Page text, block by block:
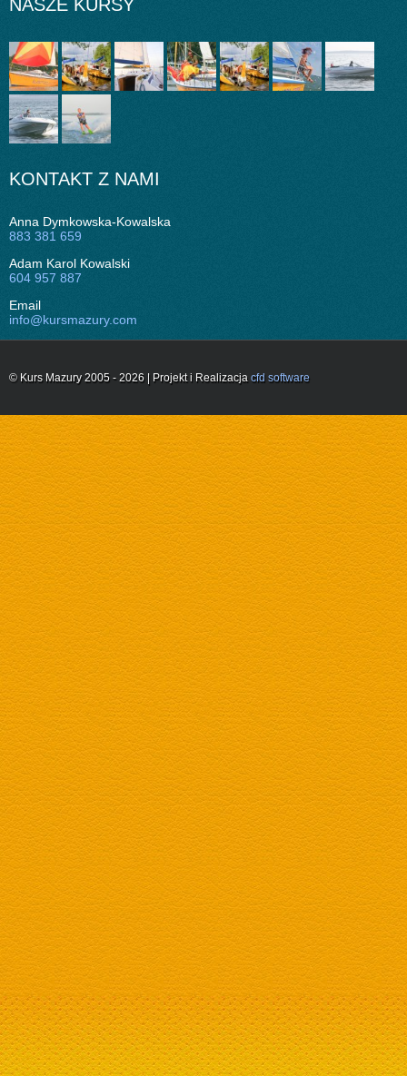
NASZE KURSY
KONTAKT Z NAMI
Anna Dymkowska-Kowalska
883 381 659
Adam Karol Kowalski
604 957 887
Email
info@kursmazury.com
© Kurs Mazury 2005 - 2026 | Projekt i Realizacja cfd software